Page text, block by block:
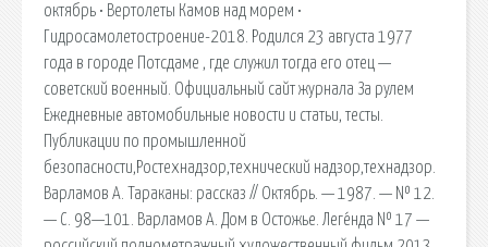
октябрь • Вертолеты Камов над морем •
Гидросамолетостроение-2018. Родился 23 августа 1977
года в городе Потсдаме , где служил тогда его отец —
советский военный. Официальный сайт журнала За рулем
Ежедневные автомобильные новости и статьи, тесты.
Публикации по промышленной
безопасности,Ростехнадзор,технический надзор,технадзор.
Варламов А. Тараканы: рассказ // Октябрь. — 1987. — № 12.
— С. 98—101. Варламов А. Дом в Остожье. Леге́нда № 17 —